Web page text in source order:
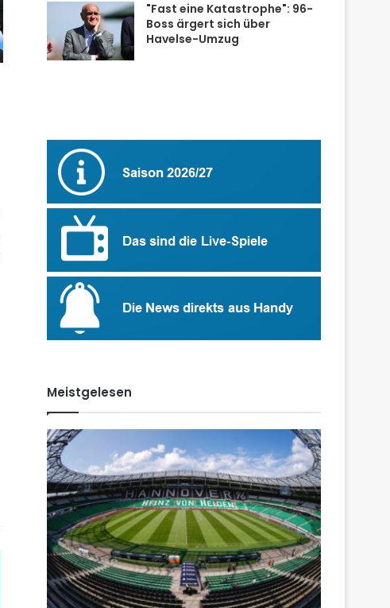
"Fast eine Katastrophe": 96-
Boss ärgert sich über
Havelse-Umzug
Meistgelesen